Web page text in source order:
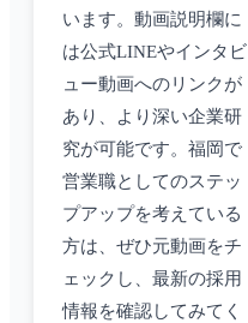
います。動画説明欄に
は公式LINEやインタビ
ュー動画へのリンクが
あり、より深い企業研
究が可能です。福岡で
営業職としてのステッ
プアップを考えている
方は、ぜひ元動画をチ
ェックし、最新の採用
情報を確認してみてく